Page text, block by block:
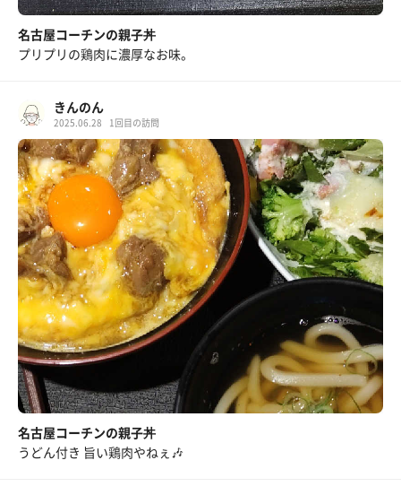
名古屋コーチンの親子丼
プリプリの鶏肉に濃厚なお味。
きんのん
2025.06.28 1回目の訪問
名古屋コーチンの親子丼
うどん付き 旨い鶏肉やねぇ🎶